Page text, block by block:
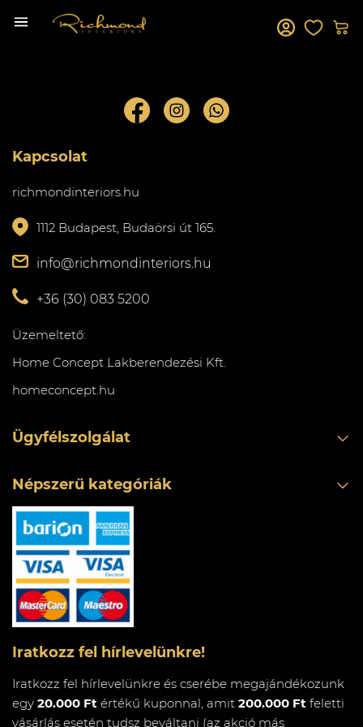
Kapcsolat
richmondinteriors.hu
1112 Budapest, Budaörsi út 165.
info@richmondinteriors.hu
+36 (30) 083 5200
Üzemeltető:
Home Concept Lakberendezési Kft.
homeconcept.hu
Ügyfélszolgálat
Népszerű kategóriák
Iratkozz fel hírlevelünkre!
Iratkozz fel hírlevelünkre és cserébe megajándékozunk
egy 20.000 Ft értékű kuponnal, amit 200.000 Ft feletti
vásárlás esetén tudsz beváltani (az akció más